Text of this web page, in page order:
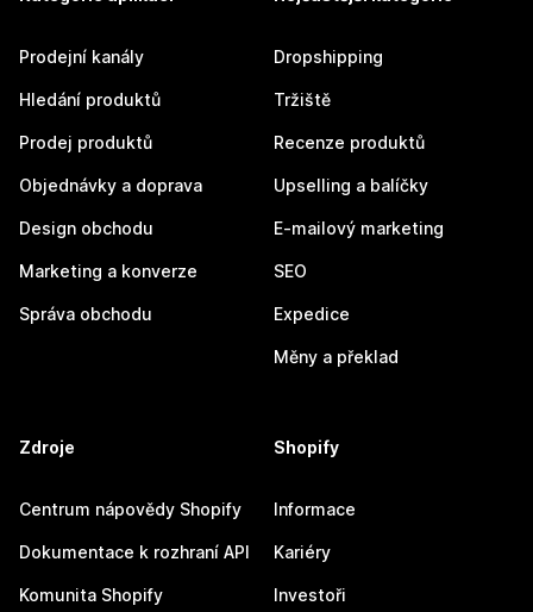
Prodejní kanály
Hledání produktů
Prodej produktů
Objednávky a doprava
Design obchodu
Marketing a konverze
Správa obchodu
Dropshipping
Tržiště
Recenze produktů
Upselling a balíčky
E-mailový marketing
SEO
Expedice
Měny a překlad
Zdroje
Centrum nápovědy Shopify
Dokumentace k rozhraní API
Komunita Shopify
Shopify
Informace
Kariéry
Investoři